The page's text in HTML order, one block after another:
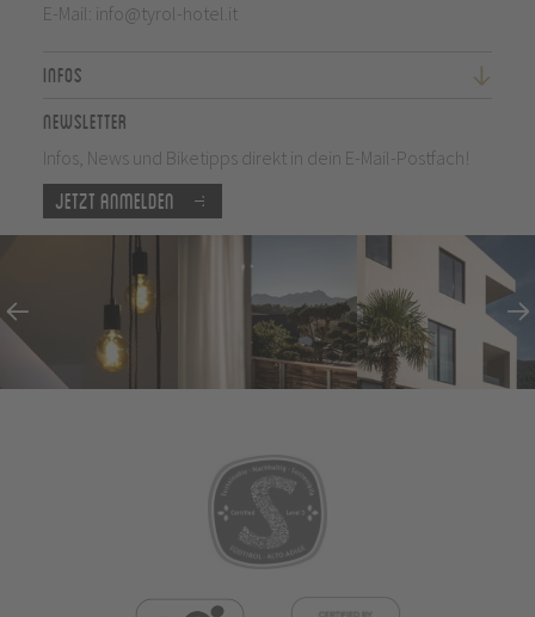
E-Mail: info@tyrol-hotel.it
Infos
Newsletter
Infos, News und Biketipps direkt in dein E-Mail-Postfach!
Jetzt anmelden